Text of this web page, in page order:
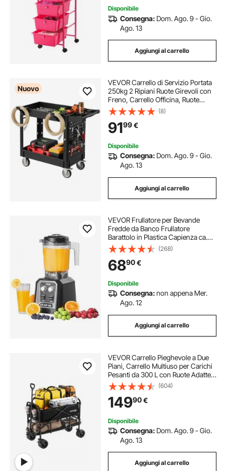
Disponibile
Consegna: Dom. Ago. 9 - Gio.
Ago. 13
Aggiungi al carrello
Nuovo
VEVOR Carrello di Servizio Portata
250kg 2 Ripiani Ruote Girevoli con
Freno, Carrello Officina, Ruote
Fisse con Freno, Struttura in
Plastica Resistente con Vassoio e
Pannello Forato, per Magazzino
(8)
9199€
Disponibile
Consegna: Dom. Ago. 9 - Gio.
Ago. 13
Aggiungi al carrello
VEVOR Frullatore per Bevande
Fredde da Banco Frullatore
Barattolo in Plastica Capienza ca.
2L, Mixer in Acciaio Inossidabile
con 3 Funzioni per Bevande
Ghiacciate, Smoothie, Nero
(268)
6890€
Disponibile
Consegna:non appena Mer.
Ago. 12
Aggiungi al carrello
VEVOR Carrello Pieghevole a Due
Piani, Carrello Multiuso per Carichi
Pesanti da 300 L con Ruote Adatte a
Tutti Terreni, Capacità di Peso di
204,12 kg per Campeggio, Sport,
Shopping, Nero
(604)
14990€
Disponibile
Consegna: Dom. Ago. 9 - Gio.
Ago. 13
Aggiungi al carrello